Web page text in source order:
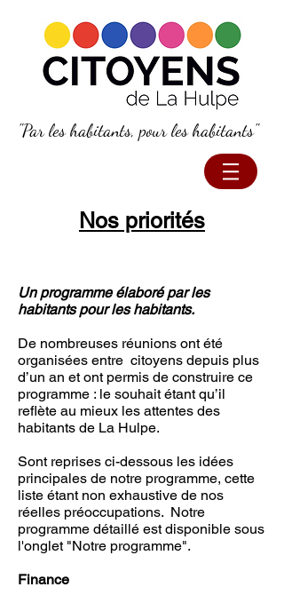
"Par les habitants, pour les habitants"
Nos priorités
Un programme élaboré par les
habitants pour les habitants.
De nombreuses réunions ont été
organisées entre citoyens depuis plus
d’un an et ont permis de construire ce
programme : le souhait étant qu’il
reflète au mieux les attentes des
habitants de La Hulpe.
Sont reprises ci-dessous les idées
principales de notre programme, cette
liste étant non exhaustive de nos
réelles préoccupations. Notre
programme détaillé est disponible sous
l'onglet "Notre programme".
Finance